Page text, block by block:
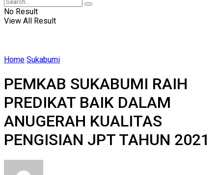
No Result
View All Result
Home Sukabumi
PEMKAB SUKABUMI RAIH
PREDIKAT BAIK DALAM
ANUGERAH KUALITAS
PENGISIAN JPT TAHUN 2021